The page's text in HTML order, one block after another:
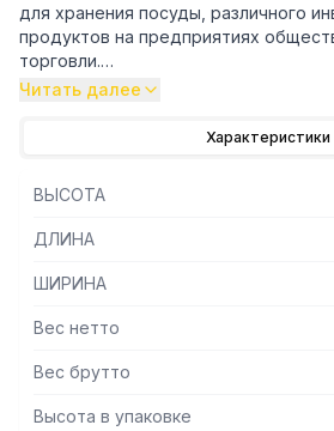
для хранения посуды, различного
продуктов на предприятиях
торговли.
боковых кронштейнов. Кронштейн
размещение полок одна над другой.
в разобранном виде.
Особенности:
— Перфорированная
мм
— Болтовое соединение
Читать далее
Характеристики
ВЫСОТА
ДЛИНА
ШИРИНА
Вес нетто
Вес брутто
Высота в упаковке